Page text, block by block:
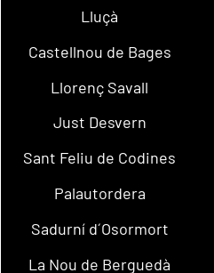
Lluçà
Castellnou de Bages
Llorenç Savall
Just Desvern
Sant Feliu de Codines
Palautordera
Sadurní d´Osormort
La Nou de Berguedà